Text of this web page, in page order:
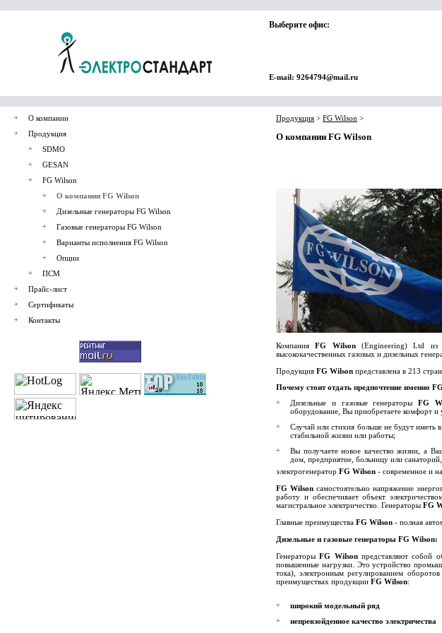
Выберите офис:
E-mail: 9264794@mail.ru
О компании
Продукция
SDMO
GESAN
FG Wilson
О компании FG Wilson
Дизельные генераторы FG Wilson
Газовые генераторы FG Wilson
Варианты исполнения FG Wilson
Опции
ПСМ
Прайс-лист
Сертификаты
Контакты
Продукция > FG Wilson >
О компании FG Wilson
КомпанияFG Wilson(Engineering) Ltd из
высококачественных газовых и дизельных
Продукция FG Wilson представлена в 213
Почему стоит отдать предпочтение именно
Дизельные и газовые генераторы FG
оборудование, Вы приобретаете комфорт и
Случай или стихия больше не будут иметь
стабильной жизни или работы;
Вы получаете новое качество жизни, а
дом, предприятие, больницу или
электрогенератор FG Wilson - современное и
FG Wilson самостоятельно напряжение
работу и обеспечивает объект
магистральное электричество. Генераторы FG
Главные преимущества FG Wilson - полная
Дизельные и газовые генераторы FG Wilson:
ГенераторыFG Wilsonпредставляют собой
повышенные нагрузки. Это устройство
тока), электронным регулированием
преимуществах продукции FG Wilson:
широкий модельный ряд
непревзойденное качество электричества